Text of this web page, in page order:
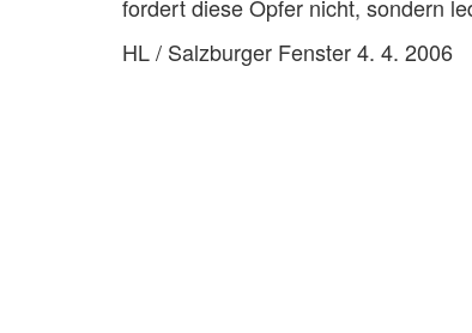
fordert diese Opfer nicht, sondern
HL / Salzburger Fenster 4. 4. 2006